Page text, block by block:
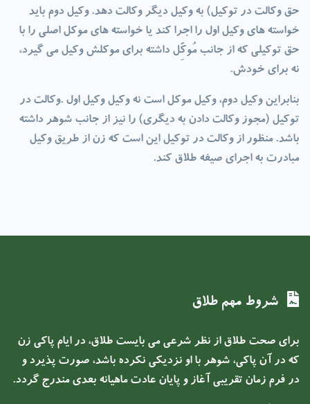
حق وکالت در توکیل) به وکیل دیگر وکالت دهد. وکیل دوم باید
خواسته های وکیل اول را اجرا کند یا خواسته های موکل اصلی را با
حق توکیلی که از جانب مُوکِّل داشته برای موکلش وکیل می گیرد،
نه برای خودش.
بنابراین وکیل دوم، وکیل موکل است نه وکیل وکیل اول .وکالت در
توکيل (مجوز وکالت دادن به ديگرى) را نيز از جانب شوهر داشته
باشد. منظور از وکالت در توکيل اين است که زن از طريق وکيل
مبادرت به اجراى صيغه طلاق کند.
شروط مهم طلاق
برای صحت طلاق از نظر شرعی می بایست طلاق، در ایام پاکی زن
که در آن پاکی، شوهر با او نزدیکی نکرده باشد، صورت پذیرد و
در فرم زمان تقریبی آغاز و پایان عادت ماهیانه بعدی مندرج گردد.